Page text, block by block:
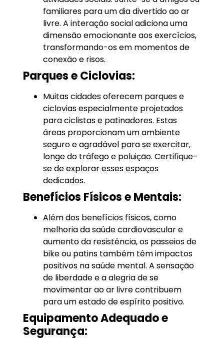
familiares para um dia divertido ao ar
livre. A interação social adiciona uma
dimensão emocionante aos exercícios,
transformando-os em momentos de
conexão e risos.
Parques e Ciclovias:
Muitas cidades oferecem parques e
ciclovias especialmente projetados
para ciclistas e patinadores. Estas
áreas proporcionam um ambiente
seguro e agradável para se exercitar,
longe do tráfego e poluição. Certifique-
se de explorar esses espaços
dedicados.
Benefícios Físicos e Mentais:
Além dos benefícios físicos, como
melhoria da saúde cardiovascular e
aumento da resistência, os passeios de
bike ou patins também têm impactos
positivos na saúde mental. A sensação
de liberdade e a alegria de se
movimentar ao ar livre contribuem
para um estado de espírito positivo.
Equipamento Adequado e
Segurança: